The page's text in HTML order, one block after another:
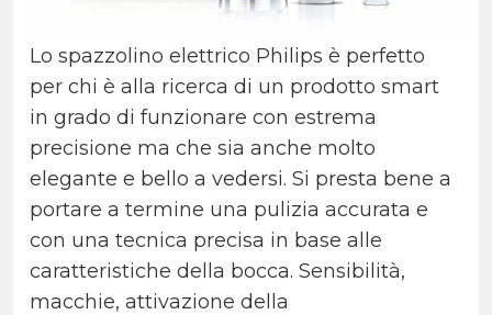
Lo spazzolino elettrico Philips è perfetto
per chi è alla ricerca di un prodotto smart
in grado di funzionare con estrema
precisione ma che sia anche molto
elegante e bello a vedersi. Si presta bene a
portare a termine una pulizia accurata e
con una tecnica precisa in base alle
caratteristiche della bocca. Sensibilità,
macchie, attivazione della